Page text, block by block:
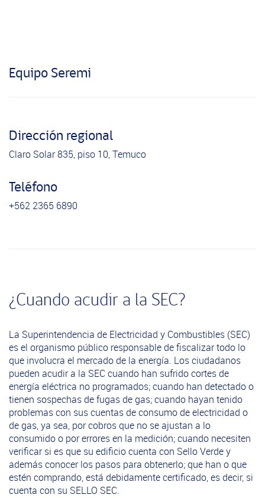
Equipo Seremi
Dirección regional
Claro Solar 835, piso 10, Temuco
Teléfono
+562 2365 6890
¿Cuando acudir a la SEC?
La Superintendencia de Electricidad y Combustibles (SEC)
es el organismo público responsable de fiscalizar todo lo
que involucra el mercado de la energía. Los ciudadanos
pueden acudir a la SEC cuando han sufrido cortes de
energía eléctrica no programados; cuando han detectado o
tienen sospechas de fugas de gas; cuando hayan tenido
problemas con sus cuentas de consumo de electricidad o
de gas, ya sea, por cobros que no se ajustan a lo
consumido o por errores en la medición; cuando necesiten
verificar si es que su edificio cuenta con Sello Verde y
además conocer los pasos para obtenerlo; que han o que
estén comprando, está debidamente certificado, es decir, si
cuenta con su SELLO SEC.